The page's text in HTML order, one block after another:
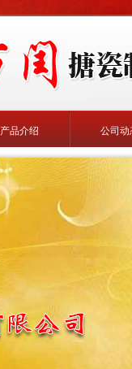
产品介绍 公司动